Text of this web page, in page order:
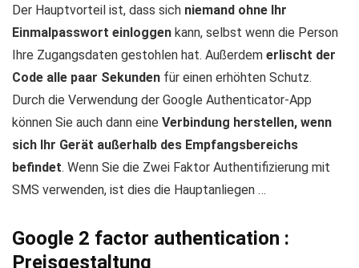
Der Hauptvorteil ist, dass sich niemand ohne Ihr
Einmalpasswort einloggen kann, selbst wenn die Person
Ihre Zugangsdaten gestohlen hat. Außerdem erlischt der
Code alle paar Sekunden für einen erhöhten Schutz.
Durch die Verwendung der Google Authenticator-App
können Sie auch dann eine Verbindung herstellen, wenn
sich Ihr Gerät außerhalb des Empfangsbereichs
befindet. Wenn Sie die Zwei Faktor Authentifizierung mit
SMS verwenden, ist dies die Hauptanliegen …
Google 2 factor authentication :
Preisgestaltung